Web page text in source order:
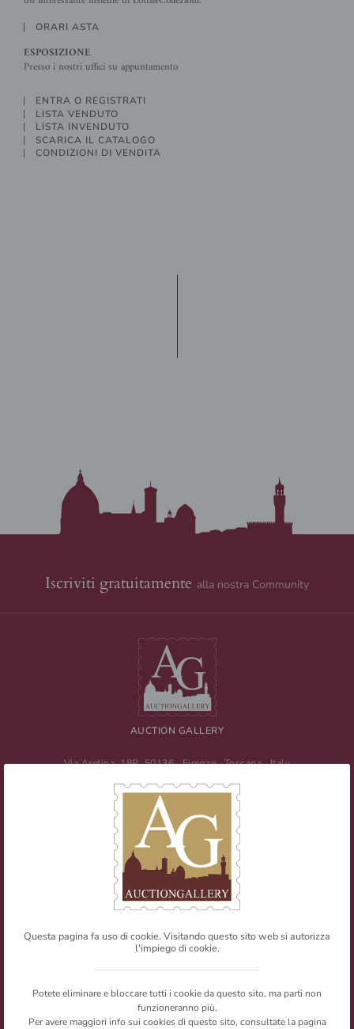
ORARI ASTA
ESPOSIZIONE
Presso i nostri uffici su appuntamento
ENTRA O REGISTRATI
LISTA VENDUTO
LISTA INVENDUTO
SCARICA IL CATALOGO
CONDIZIONI DI VENDITA
Iscriviti gratuitamente alla nostra Community
AUCTION GALLERY
Via Aretina, 18R 50136 Firenze,Toscana,Italy
E-mail:info@auctiongallery.it
Partita IVA:
Filatelia Numismatica
I testi e le immagini presenti nel sito sono riproducibili citandone la
fonte.
Questa pagina fa uso di cookie. Visitando questo sito web si autorizza
l'impiego di cookie.
Potete eliminare e bloccare tutti i cookie da questo sito, ma parti non
funzioneranno più.
Per avere maggiori info sui cookies di questo sito, consultate la pagina